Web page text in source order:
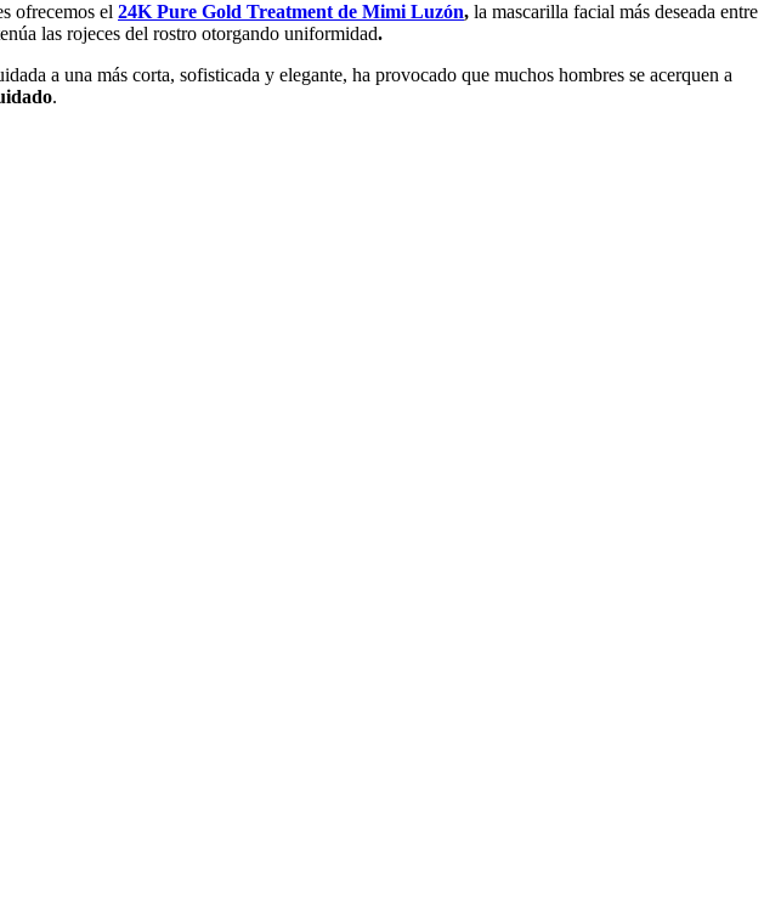
ofrecemos el 24K Pure Gold Treatment de Mimi Luzón, la mascarilla facial más deseada entre
las rojeces del rostro otorgando uniformidad.
a una más corta, sofisticada y elegante, ha provocado que muchos hombres se acerquen a
.